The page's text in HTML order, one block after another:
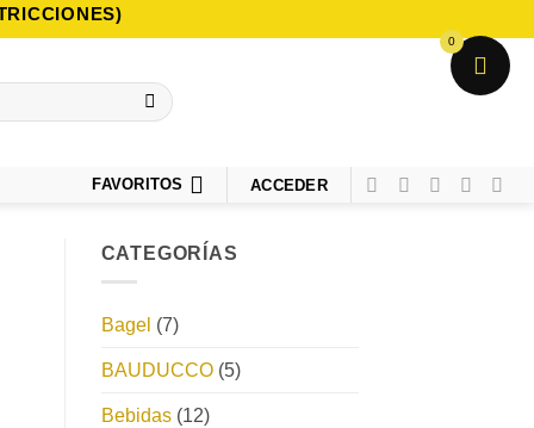
FAVORITOS ACCEDER
CATEGORÍAS
Bagel (7)
BAUDUCCO(5)
Bebidas(12)
0